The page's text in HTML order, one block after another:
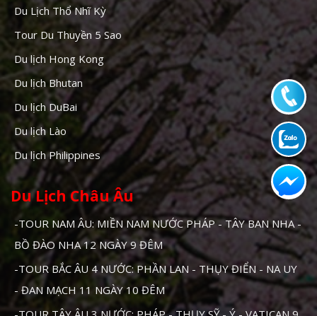
Du Lịch Thổ Nhĩ Kỳ
Tour Du Thuyền 5 Sao
Du lịch Hong Kong
Du lịch Bhutan
Du lịch DuBai
Du lịch Lào
Du lịch Philippines
Du Lịch Châu Âu
-TOUR NAM ÂU: MIỀN NAM NƯỚC PHÁP - TÂY BAN NHA -
BỒ ĐÀO NHA 12 NGÀY 9 ĐÊM
-TOUR BẮC ÂU 4 NƯỚC: PHẦN LAN - THỤY ĐIỂN - NA UY
- ĐAN MẠCH 11 NGÀY 10 ĐÊM